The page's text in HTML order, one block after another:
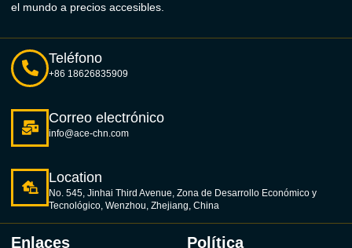
el mundo a precios accesibles.
Teléfono
+86 18626835909
Correo electrónico
info@ace-chn.com
Location
No. 545, Jinhai Third Avenue, Zona de Desarrollo Económico y
Tecnológico, Wenzhou, Zhejiang, China
Enlaces Política